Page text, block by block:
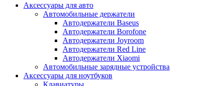
Аксессуары для авто
Автомобильные держатели
Автодержатели Baseus
Автодержатели Borofone
Автодержатели Joyroom
Автодержатели Red Line
Автодержатели Xiaomi
Автомобильные зарядные устройства
Аксессуары для ноутбуков
Клавиатуры